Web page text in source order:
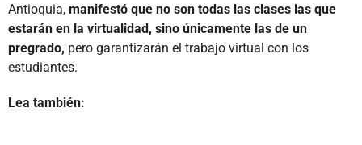
Antioquia, manifestó que no son todas las clases las que
estarán en la virtualidad, sino únicamente las de un
pregrado, pero garantizarán el trabajo virtual con los
estudiantes.
Lea también: